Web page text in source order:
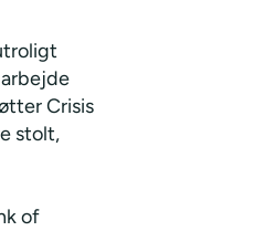
Crisis
stolt,
of